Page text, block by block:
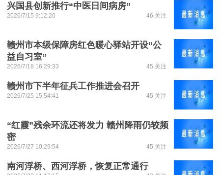
兴国县创新推行“中医日间病房”
2026/7/15 9:12:20 46 关注
赣州市本级保障房红色暖心驿站开设“公
益自习室”
2026/7/18 16:29:33 45 关注
赣州市下半年征兵工作推进会召开
2026/7/25 15:54:41 45 关注
“红霞”残余环流还将发力 赣州降雨仍较频
密
2026/7/27 10:29:54 45 关注
南河浮桥、西河浮桥，恢复正常通行